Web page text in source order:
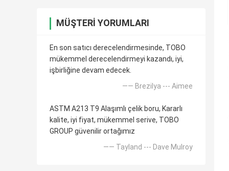
MÜŞTERI YORUMLARI
En son satıcı derecelendirmesinde, TOBO
mükemmel derecelendirmeyi kazandı, iyi,
işbirliğine devam edecek.
—— Brezilya --- Aimee
ASTM A213 T9 Alaşımlı çelik boru, Kararlı
kalite, iyi fiyat, mükemmel serive, TOBO
GROUP güvenilir ortağımız
—— Tayland --- Dave Mulroy